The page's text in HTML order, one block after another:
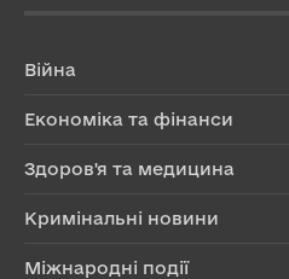
Війна
Економіка та фінанси
Здоров'я та медицина
Кримінальні новини
Міжнародні події